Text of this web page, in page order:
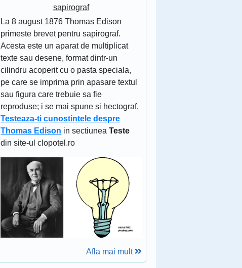
sapirograf
La 8 august 1876 Thomas Edison
primeste brevet pentru sapirograf.
Acesta este un aparat de multiplicat
texte sau desene, format dintr-un
cilindru acoperit cu o pasta speciala,
pe care se imprima prin apasare textul
sau figura care trebuie sa fie
reproduse; i se mai spune si hectograf.
Testeaza-ti cunostintele despre
Thomas Edison in sectiuneaTeste
din site-ul clopotel.ro
Afla mai mult